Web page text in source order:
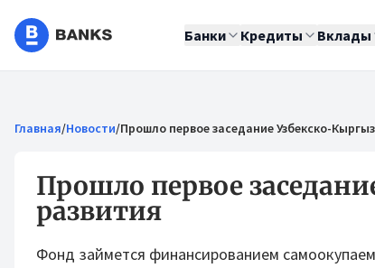
Банки Кредиты Вклады
Главная/Новости/Прошло первое заседание Узбекско-
Прошло первое
развития
Фонд займется финансированием